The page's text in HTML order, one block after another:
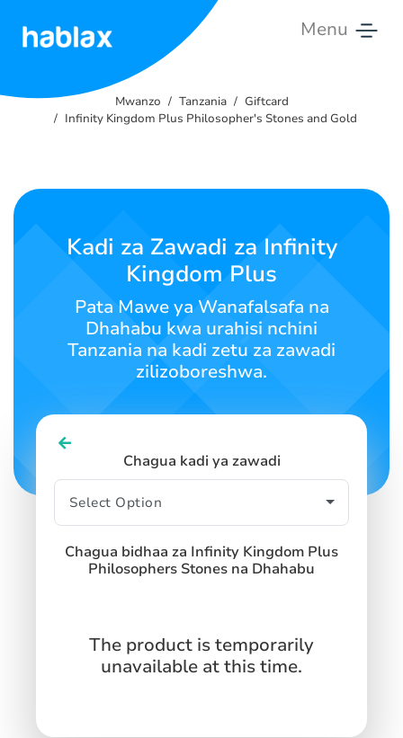
Menu
Viwango
nasi
SIGN INSIGN UP
Mwanzo Tanzania
Giftcard
Infinity Kingdom Plus Philosopher's Stones and Gold
Kadi za Zawadi za Infinity
Kingdom Plus
Pata Mawe ya Wanafalsafa na
Dhahabu kwa urahisi nchini
Tanzania na kadi zetu za zawadi
zilizoboreshwa.
Chagua kadi ya zawadi
Chagua bidhaa za Infinity Kingdom Plus
Philosophers Stones na Dhahabu
The product is temporarily
unavailable at this time.